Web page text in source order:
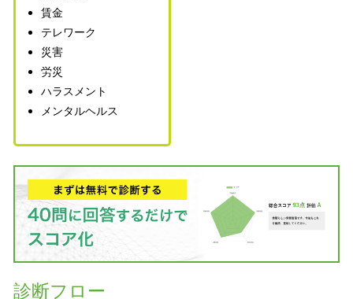
賃金
テレワーク
災害
労災
ハラスメント
メンタルヘルス
診断フロー